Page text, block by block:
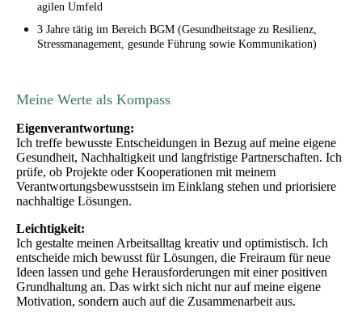
agilen Umfeld
3 Jahre tätig im Bereich BGM (Gesundheitstage zu Resilienz,
Stressmanagement, gesunde Führung sowie Kommunikation)
Meine Werte als Kompass
Eigenverantwortung:
Ich treffe bewusste Entscheidungen in Bezug auf meine eigene
Gesundheit, Nachhaltigkeit und langfristige Partnerschaften. Ich
prüfe, ob Projekte oder Kooperationen mit meinem
Verantwortungsbewusstsein im Einklang stehen und priorisiere
nachhaltige Lösungen.
Leichtigkeit:
Ich gestalte meinen Arbeitsalltag kreativ und optimistisch. Ich
entscheide mich bewusst für Lösungen, die Freiraum für neue
Ideen lassen und gehe Herausforderungen mit einer positiven
Grundhaltung an. Das wirkt sich nicht nur auf meine eigene
Motivation, sondern auch auf die Zusammenarbeit aus.